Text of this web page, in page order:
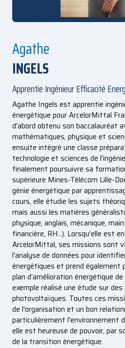
Agathe
INGELS
Apprentie Ingénieur Efficacité
Agathe Ingels est apprentie
énergétique pour ArcelorMittal
d’abord obtenu son baccalauréat
mathématiques, physique et
ensuite intégré une classe
technologie et sciences de
finalement poursuivre sa
supérieure Mines-Télécom Lille-
génie énergétique par
cours, elle étudie les sujets
mais aussi les matières
physique, anglais, mécanique,
financière, RH...). Lorsqu’elle est
ArcelorMittal, ses missions sont
l'analyse de données pour
énergétiques et prend également
plan d’amélioration énergétique
exemple réalisé une étude sur des
photovoltaïques. Toutes ces
de l'organisation et un bon
particulièrement l'environnement
elle est heureuse de pouvoir, par
de la transition énergétique.